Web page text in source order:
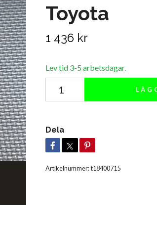
Toyota
1 436 kr
Lev tid 3-5 arbetsdagar.
Dela
Artikelnummer:t18400715